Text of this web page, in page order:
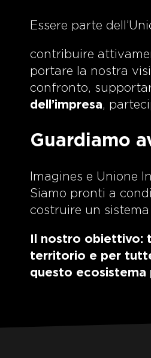
Essere parte
contribuire
portare la nostra
confronto,
dell’impresa,
Guardiamo
Imagines e Unione
Siamo pronti a
costruire un
Il nostro obiettivo:
territorio e per
questo